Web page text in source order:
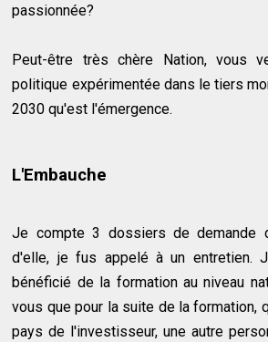
passionnée?
Peut-être très chère Nation, vous
politique expérimentée dans le tiers
2030 qu'est l'émergence.
L'Embauche
Je compte 3 dossiers de demande
d'elle, je fus appelé à un entretien.
bénéficié de la formation au niveau
vous que pour la suite de la formation,
pays de l'investisseur, une autre